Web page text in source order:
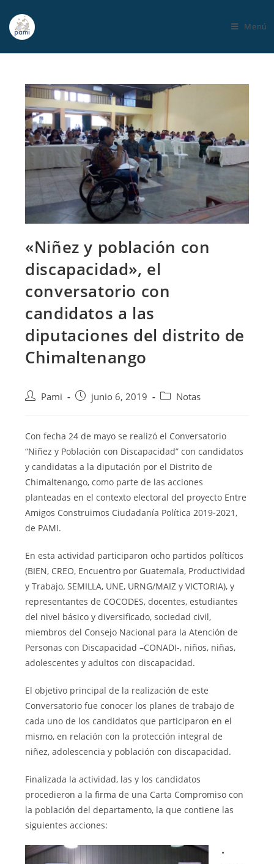
Menú
«Niñez y población con
discapacidad», el
conversatorio con
candidatos a las
diputaciones del distrito de
Chimaltenango
Pami junio 6, 2019 Notas
Con fecha 24 de mayo se realizó el Conversatorio
“Niñez y Población con Discapacidad” con candidatos
y candidatas a la diputación por el Distrito de
Chimaltenango, como parte de las acciones
planteadas en el contexto electoral del proyecto Entre
Amigos Construimos Ciudadanía Política 2019-2021,
de PAMI.
En esta actividad participaron ocho partidos políticos
(BIEN, CREO, Encuentro por Guatemala, Productividad
y Trabajo, SEMILLA, UNE, URNG/MAIZ y VICTORIA), y
representantes de COCODES, docentes, estudiantes
del nivel básico y diversificado, sociedad civil,
miembros del Consejo Nacional para la Atención de
Personas con Discapacidad –CONADI-, niños, niñas,
adolescentes y adultos con discapacidad.
El objetivo principal de la realización de este
Conversatorio fue conocer los planes de trabajo de
cada uno de los candidatos que participaron en el
mismo, en relación con la protección integral de
niñez, adolescencia y población con discapacidad.
Finalizada la actividad, las y los candidatos
procedieron a la firma de una Carta Compromiso con
la población del departamento, la que contiene las
siguientes acciones:
•